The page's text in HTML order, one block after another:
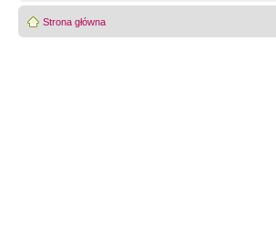
Strona główna